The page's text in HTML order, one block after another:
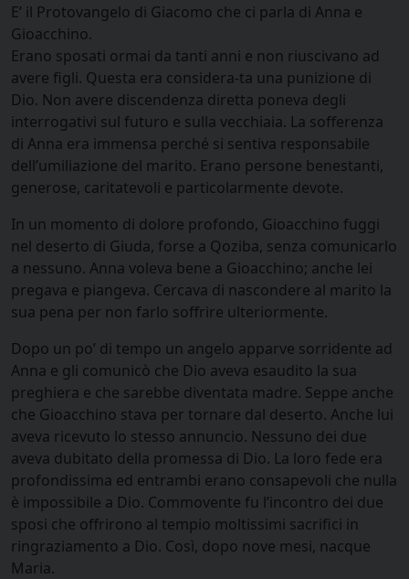
E’ il Protovangelo di Giacomo che ci parla di Anna e
Gioacchino.
Erano sposati ormai da tanti anni e non riuscivano ad
avere figli. Questa era considera-ta una punizione di
Dio. Non avere discendenza diretta poneva degli
interrogativi sul futuro e sulla vecchiaia. La sofferenza
di Anna era immensa perché si sentiva responsabile
dell’umiliazione del marito. Erano persone benestanti,
generose, caritatevoli e particolarmente devote.
In un momento di dolore profondo, Gioacchino fuggi
nel deserto di Giuda, forse a Qoziba, senza comunicarlo
a nessuno. Anna voleva bene a Gioacchino; anche lei
pregava e piangeva. Cercava di nascondere al marito la
sua pena per non farlo soffrire ulteriormente.
Dopo un po’ di tempo un angelo apparve sorridente ad
Anna e gli comunicò che Dio aveva esaudito la sua
preghiera e che sarebbe diventata madre. Seppe anche
che Gioacchino stava per tornare dal deserto. Anche lui
aveva ricevuto lo stesso annuncio. Nessuno dei due
aveva dubitato della promessa di Dio. La loro fede era
profondissima ed entrambi erano consapevoli che nulla
è impossibile a Dio. Commovente fu l’incontro dei due
sposi che offrirono al tempio moltissimi sacrifici in
ringraziamento a Dio. Così, dopo nove mesi, nacque
Maria.